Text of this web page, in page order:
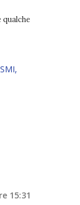
qualche
15:31